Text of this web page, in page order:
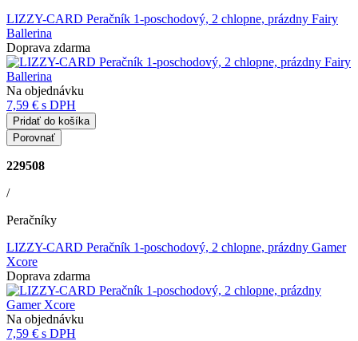
LIZZY-CARD Peračník 1-poschodový, 2 chlopne, prázdny Fairy
Ballerina
Doprava zdarma
Na objednávku
7,59 € s DPH
Pridať do košíka
Porovnať
229508
/
Peračníky
LIZZY-CARD Peračník 1-poschodový, 2 chlopne, prázdny Gamer
Xcore
Doprava zdarma
Na objednávku
7,59 € s DPH